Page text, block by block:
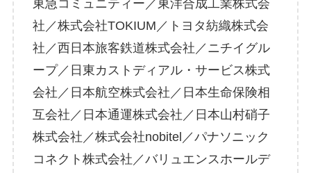
東急コミュニティー／東洋合成工業株式会
社／株式会社TOKIUM／トヨタ紡織株式会
社／西日本旅客鉄道株式会社／ニチイグル
ープ／日東カストディアル・サービス株式
会社／日本航空株式会社／日本生命保険相
互会社／日本通運株式会社／日本山村硝子
株式会社／株式会社nobitel／パナソニック
コネクト株式会社／バリュエンスホールデ